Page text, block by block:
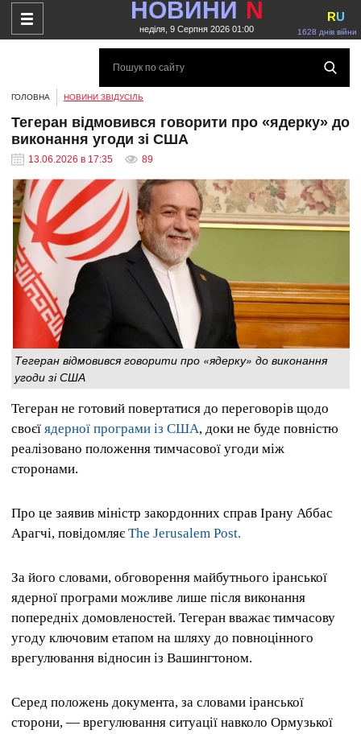
НОВИНИ N
неділя, 9 Серпня 2026 01:00 1628 днів війни
RU
ГОЛОВНА НОВИНИ ЗВІДУСІЛЬ
Тегеран відмовився говорити про «ядерку» до
виконання угоди зі США
13.06.2026 в 17:35 89
Тегеран відмовився говорити про «ядерку» до виконання
угоди зі США
Тегеран не готовий повертатися до переговорів щодо
своєї ядерної програми із США, доки не буде повністю
реалізовано положення тимчасової угоди між
сторонами.
Про це заявив міністр закордонних справ Ірану Аббас
Арагчі, повідомляє The Jerusalem Post.
За його словами, обговорення майбутнього іранської
ядерної програми можливе лише після виконання
попередніх домовленостей. Тегеран вважає тимчасову
угоду ключовим етапом на шляху до повноцінного
врегулювання відносин із Вашингтоном.
Серед положень документа, за словами іранської
сторони, — врегулювання ситуації навколо Ормузької